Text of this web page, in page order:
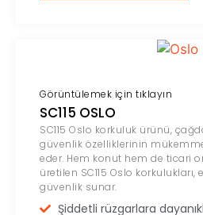
Görüntülemek için tıklayın
SC115 OSLO
SC115 Oslo korkuluk ürünü,
güvenlik özelliklerinin
eder. Hem konut hem de ticari
üretilen SC115 Oslo korkulukları,
güvenlik sunar.
Şiddetli rüzgarlara